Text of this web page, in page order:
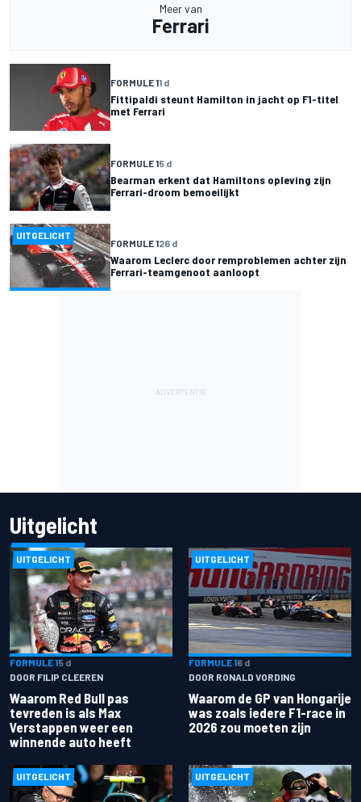
Meer van
Ferrari
FORMULE 11 d
Fittipaldi steunt Hamilton in jacht op F1-titel
met Ferrari
FORMULE 15 d
Bearman erkent dat Hamiltons opleving zijn
Ferrari-droom bemoeilijkt
UITGELICHT
FORMULE 126 d
Waarom Leclerc door remproblemen achter zijn
Ferrari-teamgenoot aanloopt
Uitgelicht
UITGELICHT
FORMULE 15 d
DOOR FILIP CLEEREN
Waarom Red Bull pas
tevreden is als Max
Verstappen weer een
winnende auto heeft
UITGELICHT
FORMULE 16 d
DOOR RONALD VORDING
Waarom de GP van Hongarije
was zoals iedere F1-race in
2026 zou moeten zijn
UITGELICHT UITGELICHT